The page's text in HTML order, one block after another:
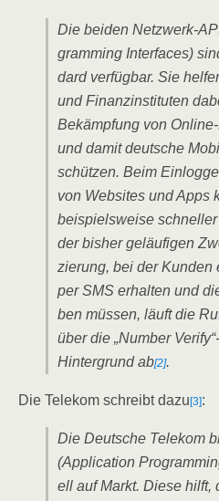
Die bei­den Netz­werk-
gramming Inter­faces)
dard ver­füg­bar. Sie
und Finanz­in­sti­tu­ten
Bekämp­fung von
und damit deut­sche
schüt­zen. Beim
von Web­sites und Apps
bei­spiels­wei­se
der bis­her geläu­fi­gen
zie­rung, bei der Kun­den
per SMS erhal­ten und
ben müs­sen, läuft die
über die „Num­ber
Hin­ter­grund ab[2].
Die Tele­kom schreibt dazu [3]:
Die Deut­sche Tele­kom
(Appli­ca­ti­on
ell auf Markt. Die­se